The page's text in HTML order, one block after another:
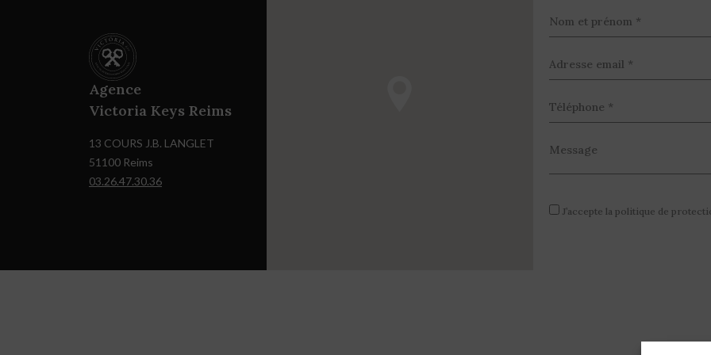
Agence
Victoria Keys Reims
13 COURS J.B. LANGLET
51100 Reims
03.26.47.30.36
J’accepte la politique de